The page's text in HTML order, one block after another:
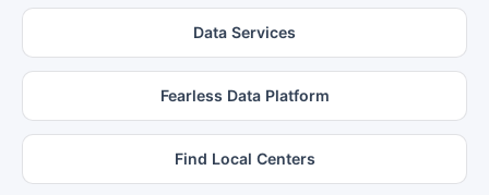
Data Services
Fearless Data Platform
Find Local Centers